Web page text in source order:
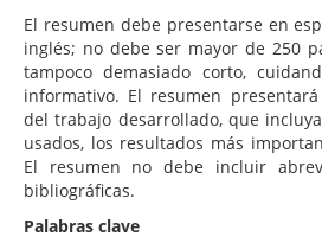
El resumen debe presentarse en
inglés; no debe ser mayor de 250
tampoco demasiado corto,
informativo. El resumen
del trabajo desarrollado, que
usados, los resultados más
El resumen no debe incluir
bibliográficas.
Palabras clave